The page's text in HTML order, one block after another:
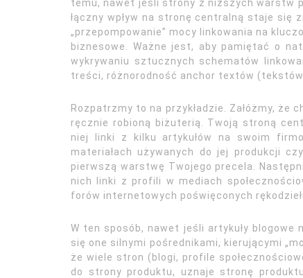
temu, nawet jeśli strony z niższych warstw
łączny wpływ na stronę centralną staje
„przepompowanie” mocy linkowania na
biznesowe. Ważne jest, aby pamiętać o
wykrywaniu sztucznych schematów
treści, różnorodność anchor textów
Rozpatrzmy to na przykładzie. Załóżmy,
ręcznie robioną biżuterią. Twoją stroną
niej linki z kilku artykułów na swoim
materiałach używanych do jej produkcji
pierwszą warstwę Twojego precela.
nich linki z profili w mediach
forów internetowych poświęconych
W ten sposób, nawet jeśli artykuły blogowe
się one silnymi pośrednikami, kierującymi
że wiele stron (blogi, profile
do strony produktu, uznaje stronę